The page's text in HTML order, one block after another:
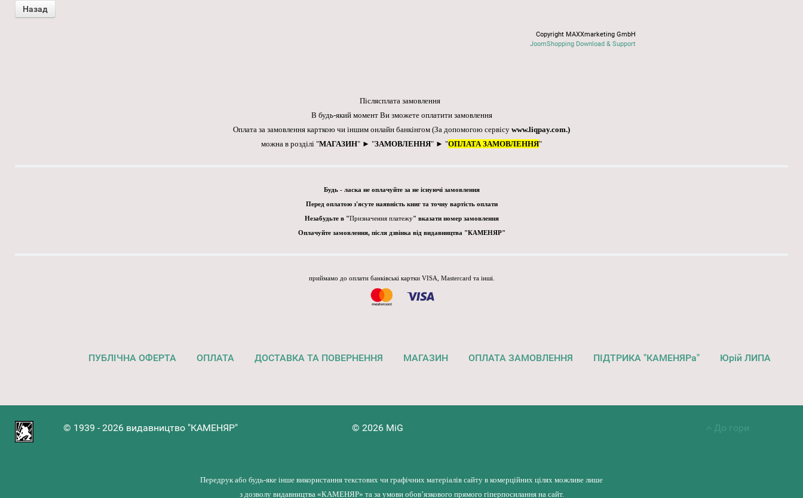
Copyright MAXXmarketing GmbH
JoomShopping Download & Support
Післясплата замовлення
В будь-який момент Ви зможете оплатити замовлення
Оплата за замовлення карткою чи іншим онлайн банкінгом (За допомогою сервісу www.liqpay.com.)
можна в розділі "МАГАЗИН" ► "ЗАМОВЛЕННЯ" ► "ОПЛАТА ЗАМОВЛЕННЯ"
Будь - ласка не оплачуйте за не існуючі замовлення
Перед оплатою з'ясуте наявність книг та точну вартість оплати
Незабудьте в "Призначення платежу" вказати номер замовлення
Оплачуйте замовлення, після дзвінка від видавництва "КАМЕНЯР"
приймамо до оплати банківські картки VISA, Mastercard та інші.
ПУБЛІЧНА ОФЕРТА ОПЛАТА ДОСТАВКА ТА ПОВЕРНЕННЯ МАГАЗИН ОПЛАТА ЗАМОВЛЕННЯ ПІДТРИКА "КАМЕНЯРа" Юрій ЛИПА
© 1939 - 2026 видавництво "КАМЕНЯР" © 2026 MiG До гори
Передрук або будь-яке інше використання текстових чи графічних матеріалів сайту в комерційних цілях можливе лише
з дозволу видавництва «КАМЕНЯР» та за умови обов’язкового прямого гіперпосилання на сайт.